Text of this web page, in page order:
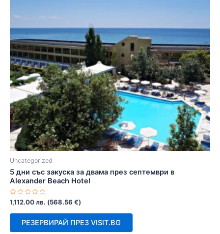
Uncategorized
5 дни със закуска за двама през септември в
Alexander Beach Hotel
Оценено
с
0
1,112.00лв. (568.56 €)
РЕЗЕРВИРАЙ ПРЕЗ VISIT.BG